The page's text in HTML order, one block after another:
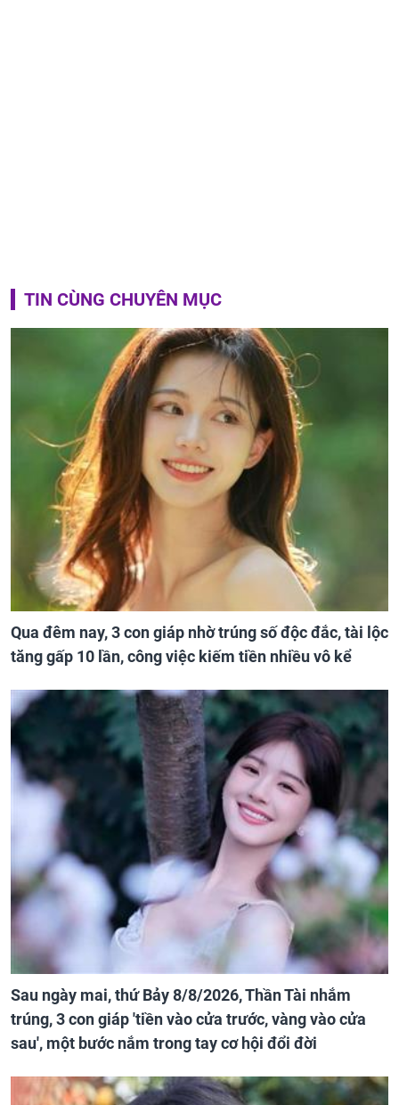
TIN CÙNG CHUYÊN MỤC
Qua đêm nay, 3 con giáp nhờ trúng số độc đắc, tài lộc
tăng gấp 10 lần, công việc kiếm tiền nhiều vô kể
Sau ngày mai, thứ Bảy 8/8/2026, Thần Tài nhắm
trúng, 3 con giáp 'tiền vào cửa trước, vàng vào cửa
sau', một bước nắm trong tay cơ hội đổi đời